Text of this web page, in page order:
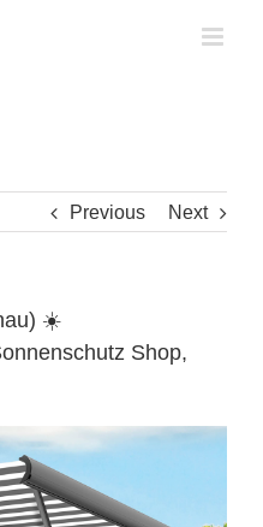
Previous Next
☀️
Shop,